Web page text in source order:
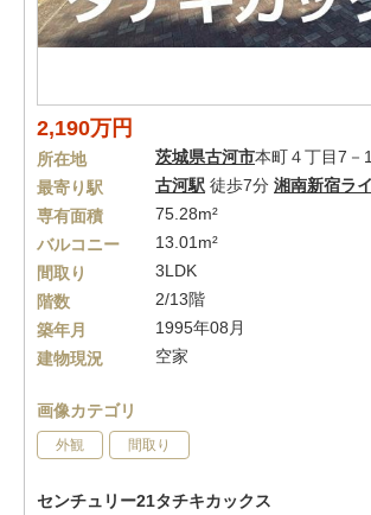
2,190万円
所在地 茨城県古河市本町４丁目7－1
最寄り駅
古河駅 徒歩7分 湘南新宿ラ
専有面積
75.28m²
バルコニー
13.01m²
間取り
3LDK
階数
2/13階
築年月
1995年08月
建物現況
空家
画像カテゴリ
外観 間取り
センチュリー21タチキカックス